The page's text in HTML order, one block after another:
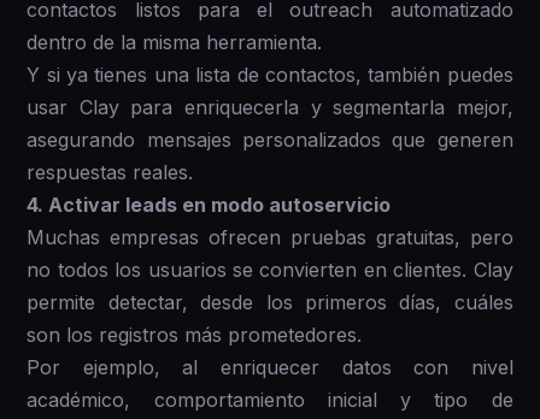
contactos listos para el outreach automatizado
dentro de la misma herramienta.
Y si ya tienes una lista de contactos, también puedes
usar Clay para enriquecerla y segmentarla mejor,
asegurando mensajes personalizados que generen
respuestas reales.
4. Activar leads en modo autoservicio
Muchas empresas ofrecen pruebas gratuitas, pero
no todos los usuarios se convierten en clientes. Clay
permite detectar, desde los primeros días, cuáles
son los registros más prometedores.
Por ejemplo, al enriquecer datos con nivel
académico, comportamiento inicial y tipo de